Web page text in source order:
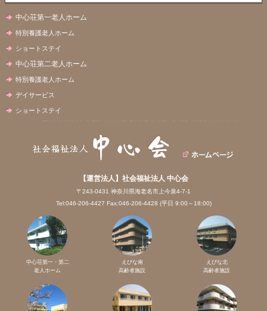
中心荘第一老人ホーム
特別養護老人ホーム
ショートステイ
中心荘第二老人ホーム
特別養護老人ホーム
デイサービス
ショートステイ
【運営法人】社会福祉法人 中心会
〒243-0431 神奈川県海老名市上今泉4-7-1
Tel:046-206-4427 Fax:046-206-4428 (平日 9:00～18:00)
中心荘第一・第二
老人ホーム
えびな南
高齢者施設
えびな北
高齢者施設